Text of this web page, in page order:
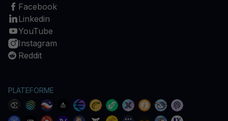
Facebook
Linkedin
YouTube
Instagram
Reddit
PLATEFORME